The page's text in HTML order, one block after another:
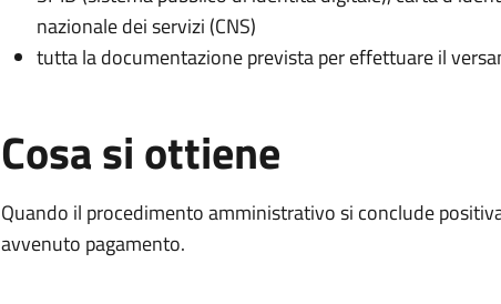
nazionale dei servizi (CNS)
tutta la documentazione prevista per effettuare il
Cosa si ottiene
Quando il procedimento amministrativo si conclude
avvenuto pagamento.